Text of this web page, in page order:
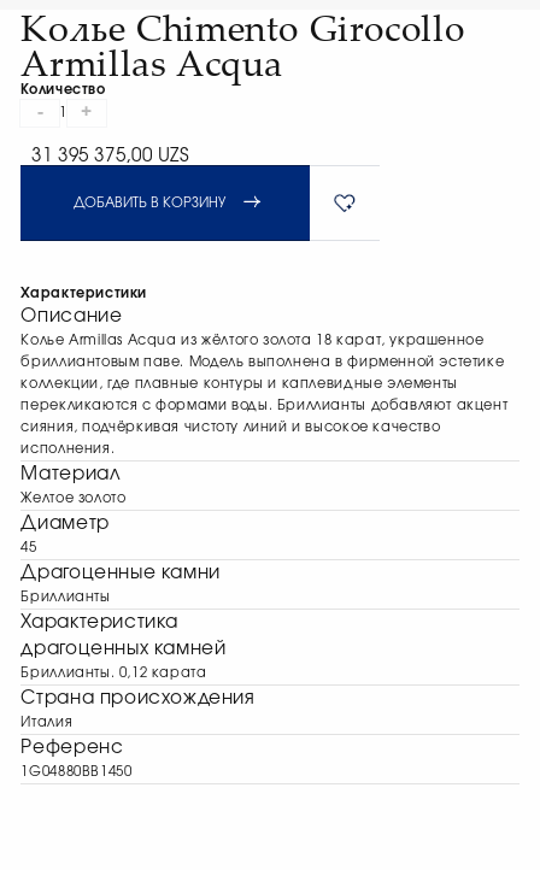
Колье Chimento Girocollo
Armillas Acqua
Количество
- +
31 395 375,00 UZS
ДОБАВИТЬ В КОРЗИНУ
Характеристики
Описание
Колье Armillas Acqua из жёлтого золота 18 карат, украшенное
бриллиантовым паве. Модель выполнена в фирменной эстетике
коллекции, где плавные контуры и каплевидные элементы
перекликаются с формами воды. Бриллианты добавляют акцент
сияния, подчёркивая чистоту линий и высокое качество
исполнения.
Материал
Желтое золото
Диаметр
45
Драгоценные камни
Бриллианты
Характеристика
драгоценных камней
Бриллианты. 0,12 карата
Страна происхождения
Италия
Референс
1G04880BB1450